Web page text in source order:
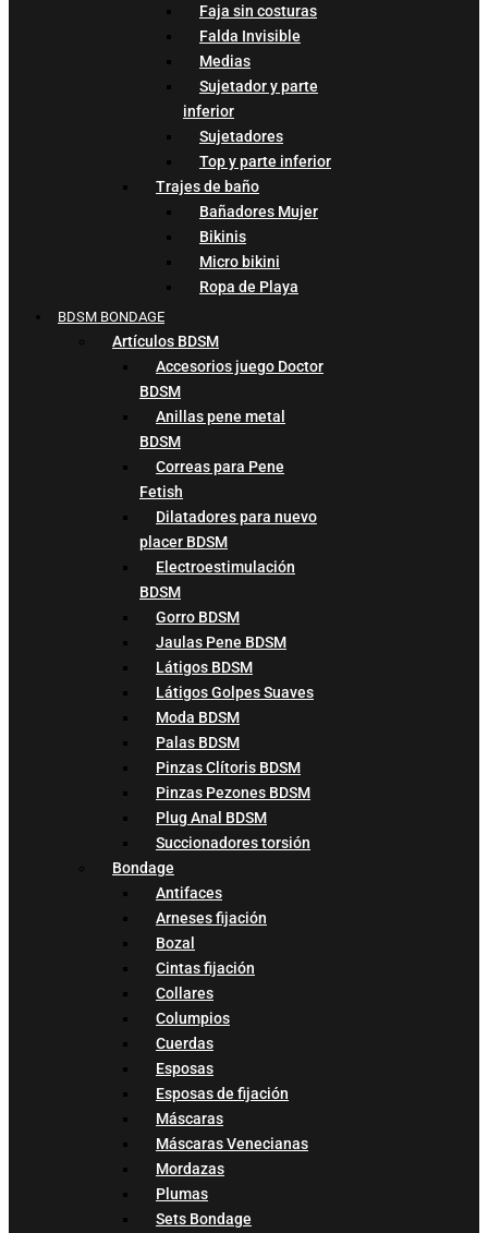
Faja sin costuras
Falda Invisible
Medias
Sujetador y parte
inferior
Sujetadores
Top y parte inferior
Trajes de baño
Bañadores Mujer
Bikinis
Micro bikini
Ropa de Playa
BDSM BONDAGE
Artículos BDSM
Accesorios juego Doctor
BDSM
Anillas pene metal
BDSM
Correas para Pene
Fetish
Dilatadores para nuevo
placer BDSM
Electroestimulación
BDSM
Gorro BDSM
Jaulas Pene BDSM
Látigos BDSM
Látigos Golpes Suaves
Moda BDSM
Palas BDSM
Pinzas Clítoris BDSM
Pinzas Pezones BDSM
Plug Anal BDSM
Succionadores torsión
Bondage
Antifaces
Arneses fijación
Bozal
Cintas fijación
Collares
Columpios
Cuerdas
Esposas
Esposas de fijación
Máscaras
Máscaras Venecianas
Mordazas
Plumas
Sets Bondage